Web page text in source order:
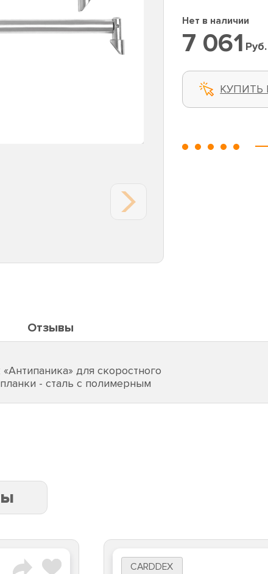
Нет в наличии
7 061 Руб.
КУПИТЬ
Отзывы
для скоростного
- сталь с полимерным